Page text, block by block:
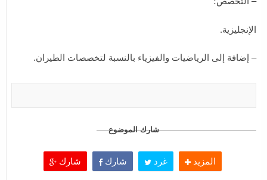
الإنجليزية.
– إضافة إلى الرياضيات والفيزياء بالنسبة لتخصصات الطيران.
شارك الموضوع
شارك شارك غرد المزيد